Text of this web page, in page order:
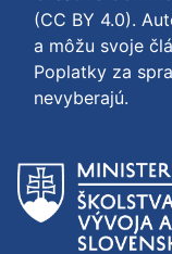
(CC BY 4.0).
a môžu svoje
Poplatky za
nevyberajú.